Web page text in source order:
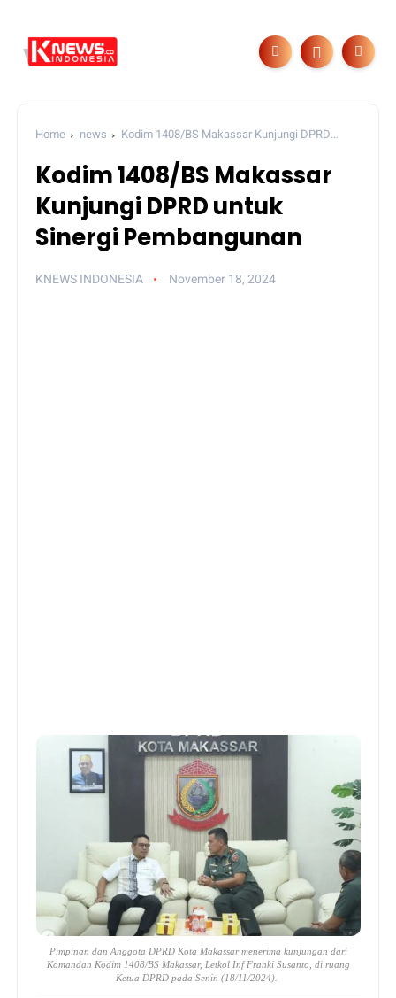
Home news
Kodim 1408/BS Makassar Kunjungi DPRD
untuk Sinergi Pembangunan
Kodim 1408/BS Makassar
Kunjungi DPRD untuk
Sinergi Pembangunan
KNEWS INDONESIA November 18, 2024
Pimpinan dan Anggota DPRD Kota Makassar menerima kunjungan dari
Komandan Kodim 1408/BS Makassar, Letkol Inf Franki Susanto, di ruang
Ketua DPRD pada Senin (18/11/2024).